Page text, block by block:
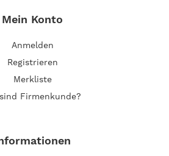
Mein Konto
Anmelden
Registrieren
Merkliste
Firmenkunde?